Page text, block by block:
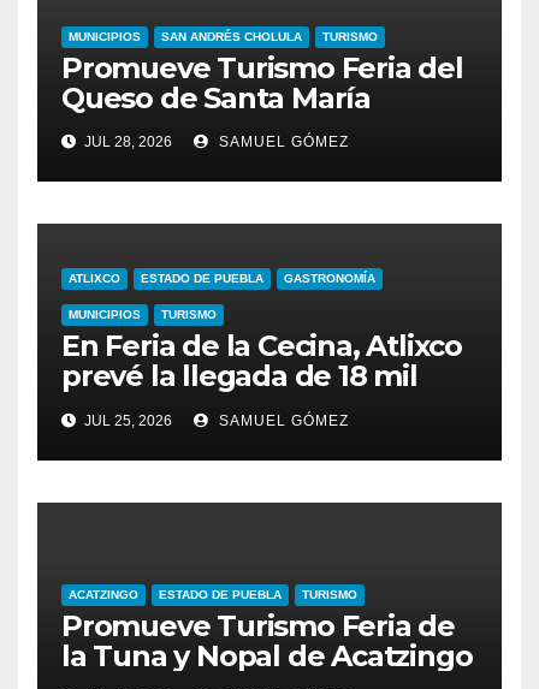
MUNICIPIOS SAN ANDRÉS CHOLULA TURISMO
Promueve Turismo Feria del
Queso de Santa María
JUL 28, 2026 SAMUEL GÓMEZ
ATLIXCO ESTADO DE PUEBLA GASTRONOMÍA
MUNICIPIOS TURISMO
En Feria de la Cecina, Atlixco
prevé la llegada de 18 mil
turistas
JUL 25, 2026 SAMUEL GÓMEZ
ACATZINGO ESTADO DE PUEBLA TURISMO
Promueve Turismo Feria de
la Tuna y Nopal de Acatzingo